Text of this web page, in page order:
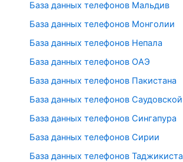
База данных телефонов Мальдив
База данных телефонов Монголии
База данных телефонов Непала
База данных телефонов ОАЭ
База данных телефонов Пакистана
База данных телефонов
База данных телефонов Сингапура
База данных телефонов Сирии
База данных телефонов